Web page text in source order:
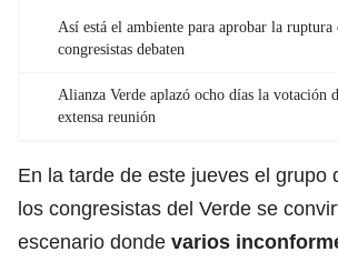
Así está el ambiente para aprobar la ruptura
congresistas debaten
Alianza Verde aplazó ocho días la votación
extensa reunión
En la tarde de este jueves el grupo
los congresistas del Verde se
escenario donde varios